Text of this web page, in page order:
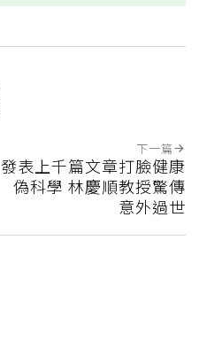
下一篇
發表上千篇文章打臉健康
偽科學 林慶順教授驚傳
意外過世